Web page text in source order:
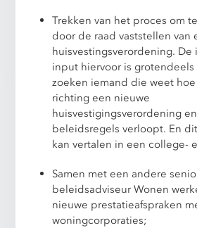
Trekken van het proces om
door de raad vaststellen van
huisvestingsverordening.
input hiervoor is
zoeken iemand die weet
richting een nieuwe
huisvestigingsverordening
beleidsregels verloopt. En
kan vertalen in een college-
Samen met een andere
beleidsadviseur Wonen
nieuwe prestatieafspraken
woningcorporaties;